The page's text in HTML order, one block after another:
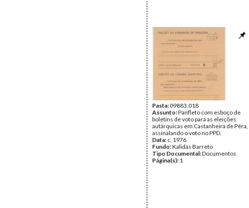
Pasta:09883.018
Assunto:Panfleto com esboço de
boletins de voto para as eleições
autárquicas em Castanheira de Pêra,
assinalando o voto no PPD.
Data: c. 1976
Fundo:Kalidás Barreto
Tipo Documental:Documentos
Página(s): 1